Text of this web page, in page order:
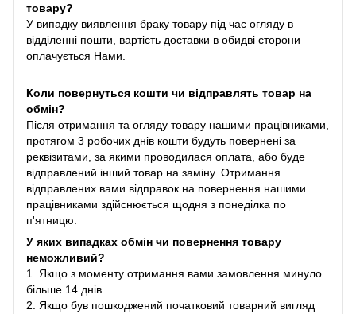
товару?
У випадку виявлення браку товару під час огляду в
відділенні пошти, вартість доставки в обидві сторони
оплачується Нами.
Коли повернуться кошти чи відправлять товар на
обмін?
Після отримання та огляду товару нашими працівниками,
протягом 3 робочих днів кошти будуть повернені за
реквізитами, за якими проводилася оплата, або буде
відправлений інший товар на заміну. Отримання
відправлених вами відправок на повернення нашими
працівниками здійснюється щодня з понеділка по
п'ятницю.
У яких випадках обмін чи повернення товару
неможливий?
1. Якщо з моменту отримання вами замовлення минуло
більше 14 днів.
2. Якщо був пошкоджений початковий товарний вигляд